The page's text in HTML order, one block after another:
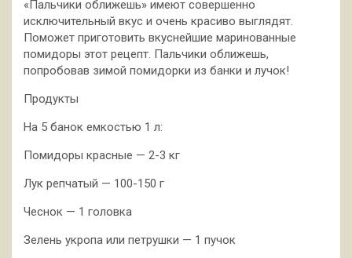
«Пальчики оближешь» имеют совершенно
исключительный вкус и очень красиво выглядят.
Поможет приготовить вкуснейшие маринованные
помидоры этот рецепт. Пальчики оближешь,
попробовав зимой помидорки из банки и лучок!
Продукты
На 5 банок емкостью 1 л:
Помидоры красные — 2-3 кг
Лук репчатый — 100-150 г
Чеснок — 1 головка
Зелень укропа или петрушки — 1 пучок